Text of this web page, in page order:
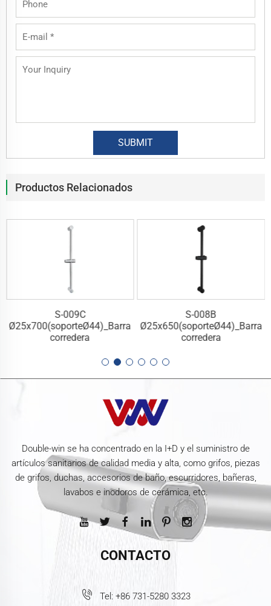
Productos Relacionados
S-009C
Ø25x700(soporteØ44)_Barra
corredera
S-008B
Ø25x650(soporteØ44)_Barra
corredera
Double-win se ha concentrado en la I+D y el suministro de
artículos sanitarios de calidad media y alta, como grifos, piezas
de grifos, duchas, accesorios de baño, escurridores, bañeras,
lavabos e inodoros de cerámica, etc.
CONTACTO
Tel: +86 731-5280 3323